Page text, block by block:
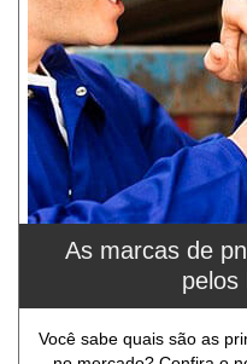
As marcas de
pelos
Você sabe quais são as